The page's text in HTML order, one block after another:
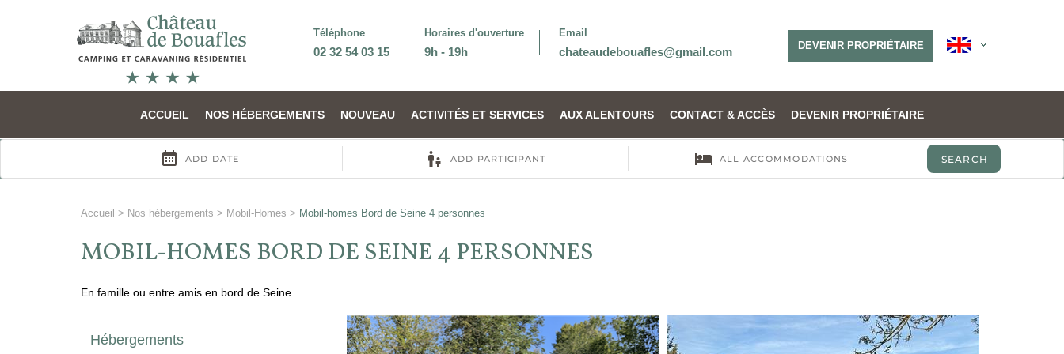
Téléphone
02 32 54 03 15
Horaires d'ouverture
9h - 19h
Email
chateaudebouafles@gmail.com DEVENIR PROPRIÉTAIRE
ACCUEIL NOS HÉBERGEMENTS NOUVEAU ACTIVITÉS ET SERVICES AUX ALENTOURS CONTACT & ACCÈS DEVENIR PROPRIÉTAIRE
Accueil > Nos hébergements > Mobil-Homes > Mobil-homes Bord de Seine 4 personnes
MOBIL-HOMES BORD DE SEINE 4 PERSONNES
En famille ou entre amis en bord de Seine
Hébergements